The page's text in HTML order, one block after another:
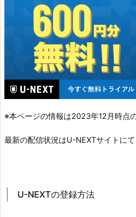
※本ページの情報は2023年12月時点
最新の配信状況はU-NEXTサイトにて
U-NEXTの登録方法